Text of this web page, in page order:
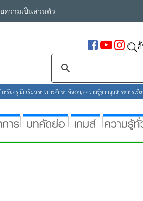
ความเป็นส่วนตัว
รับครู นักเรียน ข่าวการศึกษา ห้องสมุดความรู้ทุกกลุ่มสาระการเ